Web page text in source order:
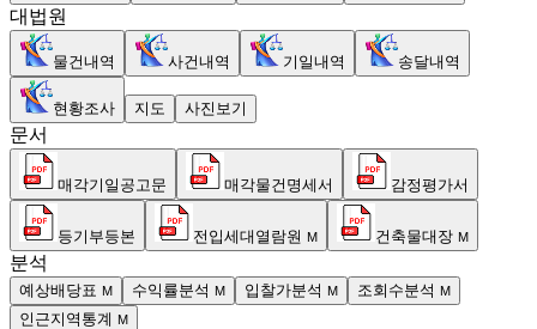
대법원
물건내역 사건내역 기일내역 송달내역
현황조사 지도 사진보기
문서
매각기일공고문 매각물건명세서 감정평가서
등기부등본 전입세대열람원 M 건축물대장 M
분석
예상배당표 M 수익률분석 M 입찰가분석 M 조회수분석 M
인근지역통계 M